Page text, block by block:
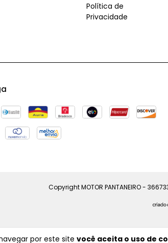
por este site você aceita o uso de
Política de
Privacidade
Copyright MOTOR PANTANEIRO -